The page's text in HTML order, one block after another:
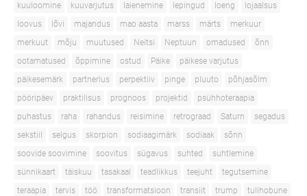
kuuloomine
kuuvarjutus laienemine lepingud loeng
lojaalsus
loovus
lõvi majandus mao aasta marss märts
merkuur
merkuut
mõju muutused Neitsi Neptuun omadused
õnn
ootamatused
õppimine ostud Päike
päikese varjutus
päikesemärk
partnerlus perpektiiv pinge pluuto
põhjasõlm
pööripäev
praktilisus prognoos projektid
psühhoteraapia
puhastus
raha rahandus reisimine retrograad Saturn
segadus
sekstiil
selgus skorpion sodiaagimärk sodiaak
sõnn
soovide soovimine
soovitus sügavus suhted
suhtlemine
sünnikaart
täiskuu tasakaal teadlikkus teejuht
tegutsemine
teraapia
tervis töö transformatsioon transiit trump
tulihobune